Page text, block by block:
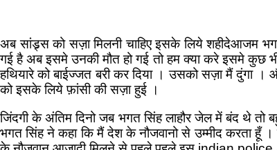
अब सांड्र्स को सज़ा मिलनी चाहिए इसके लिये शहीदेआजम
गई है अब इसमे उनकी मौत हो गई तो हम क्या करे इसमे कुछ
हथियारे को बाईज्जत बरी कर दिया । उसको सज़ा मैं दुंगा
को इसके लिये फ़ांसी की सज़ा हुई ।
जिंदगी के अंतिम दिनो जब भगत सिंह लाहौर जेल में बंद थे
भगत सिंह ने कहा कि मैं देश के नौजवानो से उम्मीद करता